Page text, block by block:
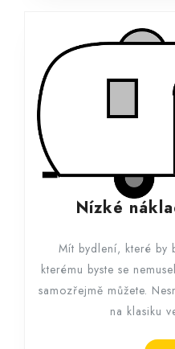
Nízké
Mít bydlení, které by
kterému byste se
samozřejmě můžete.
na klasiku